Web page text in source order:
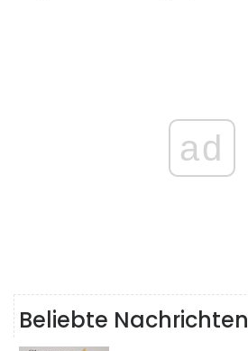
ad
Beliebte Nachrichten